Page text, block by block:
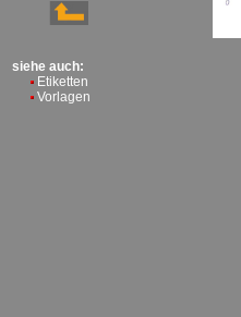
siehe auch:
Etiketten
Vorlagen